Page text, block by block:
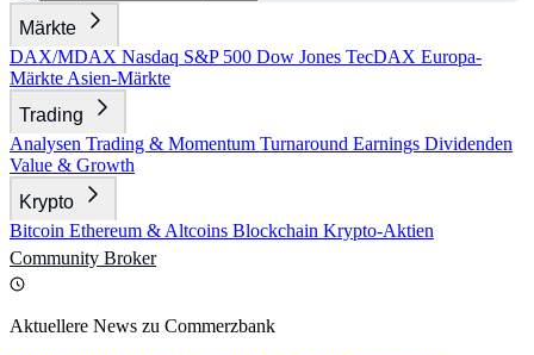
Märkte
DAX/MDAX Nasdaq S&P 500 Dow Jones TecDAX Europa-
Märkte Asien-Märkte
Trading
Analysen Trading & Momentum Turnaround Earnings Dividenden
Value & Growth
Krypto
Bitcoin Ethereum & Altcoins Blockchain Krypto-Aktien
Community Broker
Aktuellere News zu Commerzbank